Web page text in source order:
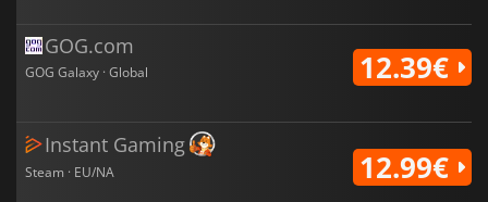
GOG.com
GOG Galaxy · Global 12.39€
Instant Gaming
Steam · EU/NA 12.99€